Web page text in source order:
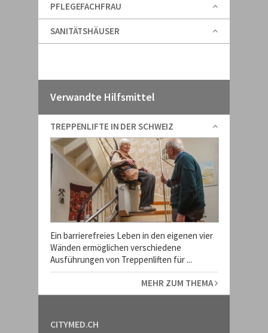
PFLEGEFACHFRAU
SANITÄTSHÄUSER
Verwandte Hilfsmittel
TREPPENLIFTE IN DER SCHWEIZ
Ein barrierefreies Leben in den eigenen vier
Wänden ermöglichen verschiedene
Ausführungen von Treppenliften für ...
MEHR ZUM THEMA
CITYMED.CH